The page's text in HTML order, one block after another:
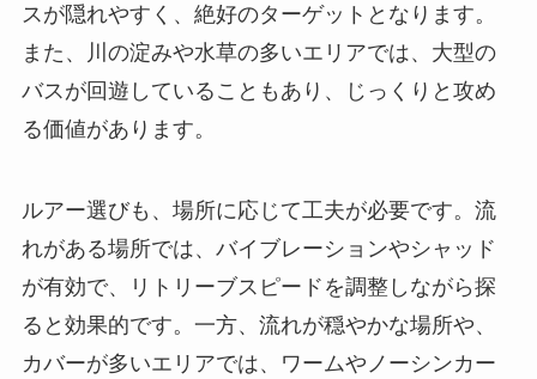
スが隠れやすく、絶好のターゲットとなります。
また、川の淀みや水草の多いエリアでは、大型の
バスが回遊していることもあり、じっくりと攻め
る価値があります。
ルアー選びも、場所に応じて工夫が必要です。流
れがある場所では、バイブレーションやシャッド
が有効で、リトリーブスピードを調整しながら探
ると効果的です。一方、流れが穏やかな場所や、
カバーが多いエリアでは、ワームやノーシンカー